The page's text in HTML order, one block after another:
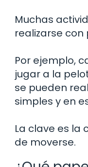
Muchas
realizarse con
Por ejemplo,
jugar a la
se pueden
simples y en
La clave es la
de moverse.